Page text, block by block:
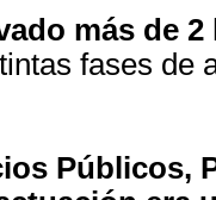
más de
fases de
Públicos,